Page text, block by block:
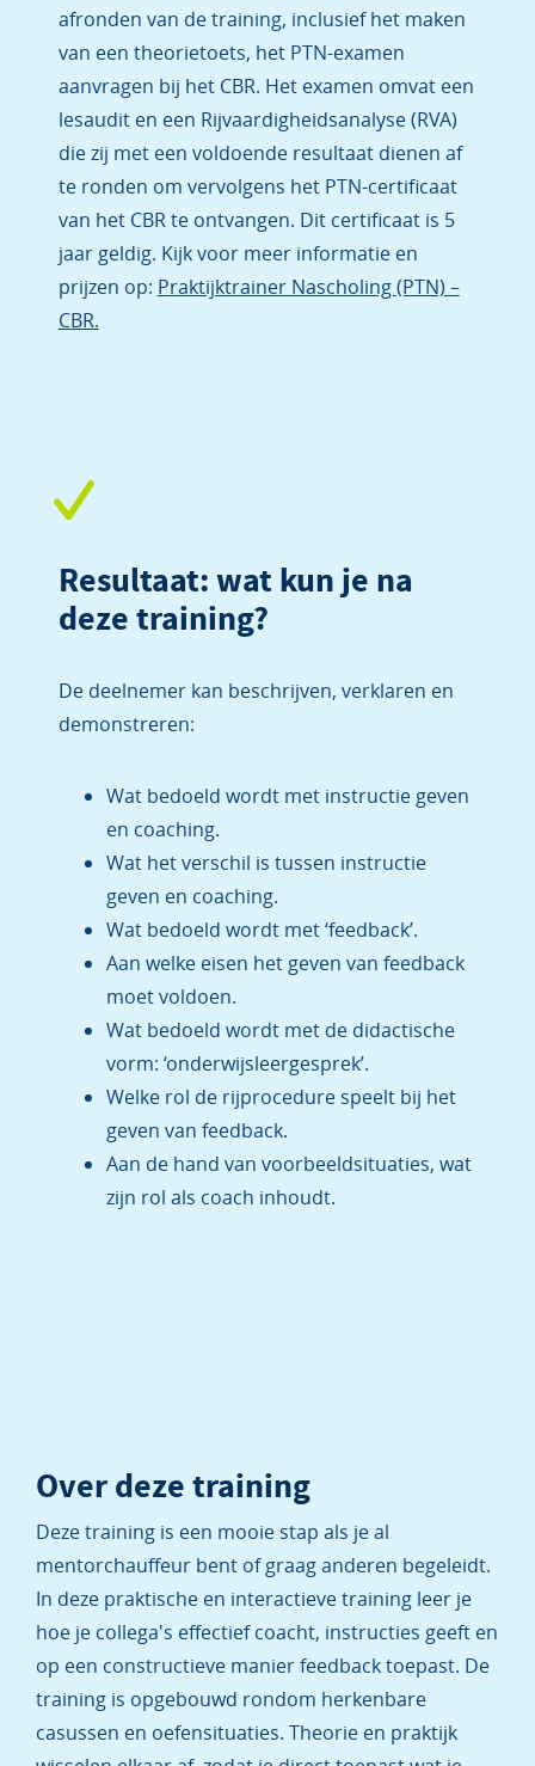
afronden van de training, inclusief het maken
van een theorietoets, het PTN-examen
aanvragen bij het CBR. Het examen omvat een
lesaudit en een Rijvaardigheidsanalyse (RVA)
die zij met een voldoende resultaat dienen af
te ronden om vervolgens het PTN-certificaat
van het CBR te ontvangen. Dit certificaat is 5
jaar geldig. Kijk voor meer informatie en
prijzen op: Praktijktrainer Nascholing (PTN) –
CBR.
Resultaat: wat kun je na
deze training?
De deelnemer kan beschrijven, verklaren en
demonstreren:
Wat bedoeld wordt met instructie geven
en coaching.
Wat het verschil is tussen instructie
geven en coaching.
Wat bedoeld wordt met ‘feedback’.
Aan welke eisen het geven van feedback
moet voldoen.
Wat bedoeld wordt met de didactische
vorm: ‘onderwijsleergesprek’.
Welke rol de rijprocedure speelt bij het
geven van feedback.
Aan de hand van voorbeeldsituaties, wat
zijn rol als coach inhoudt.
Over deze training
Deze training is een mooie stap als je al
mentorchauffeur bent of graag anderen begeleidt.
In deze praktische en interactieve training leer je
hoe je collega's effectief coacht, instructies geeft en
op een constructieve manier feedback toepast. De
training is opgebouwd rondom herkenbare
casussen en oefensituaties. Theorie en praktijk